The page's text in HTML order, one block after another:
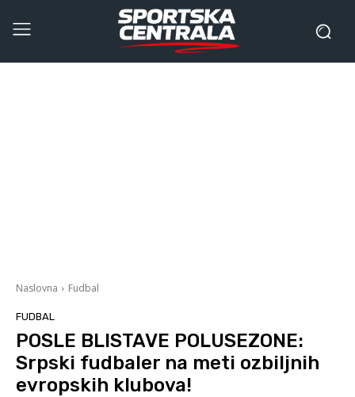
Naslovna Fudbal
FUDBAL
POSLE BLISTAVE POLUSEZONE:
Srpski fudbaler na meti ozbiljnih
evropskih klubova!